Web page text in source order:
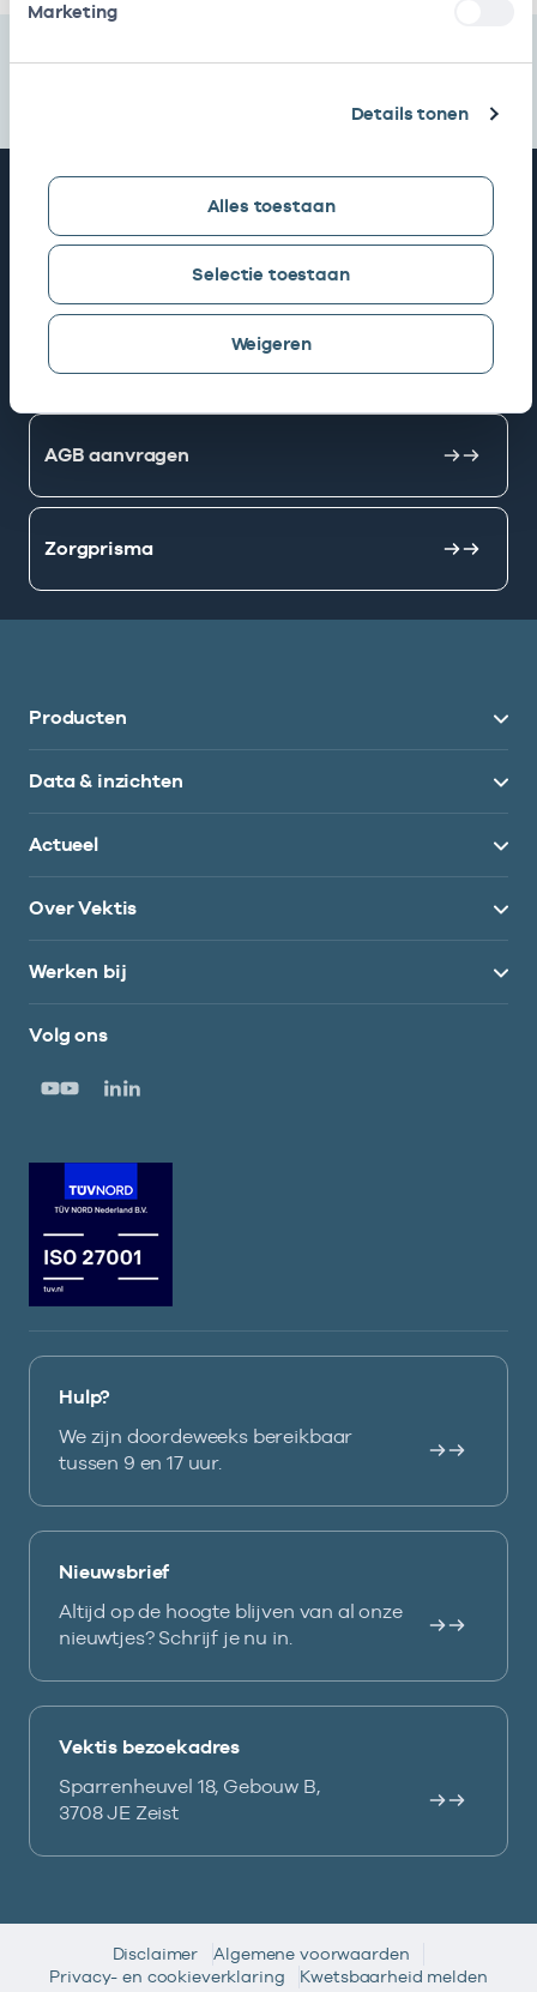
Marketing
Details tonen
Alles toestaan
Selectie toestaan
Weigeren
Snel naar
Mijn Vektis
AGB aanvragen
Zorgprisma
Producten
Data & inzichten
Actueel
Over Vektis
Werken bij
Volg ons
Hulp?
We zijn doordeweeks bereikbaar
tussen 9 en 17 uur.
Nieuwsbrief
Altijd op de hoogte blijven van al onze
nieuwtjes? Schrijf je nu in.
Vektis bezoekadres
Sparrenheuvel 18, Gebouw B,
3708 JE Zeist
Disclaimer
Algemene voorwaarden
Privacy- en cookieverklaring
Kwetsbaarheid melden